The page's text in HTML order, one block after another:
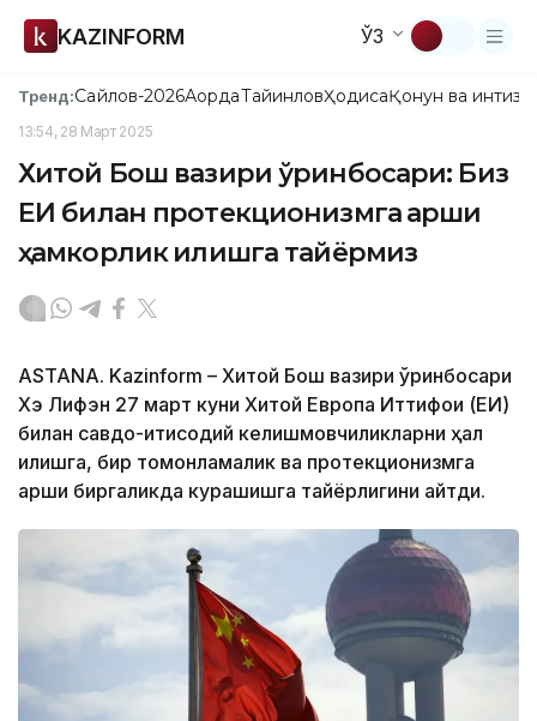
KAZINFORM ЎЗ
Тренд:Сайлов-2026АқордаТайинловҲодисаҚонун ва
13:54, 28 Март 2025
Хитой Бош вазири ўринбосари: Биз
ЕИ билан протекционизмга қарши
ҳамкорлик қилишга тайёрмиз
ASTANA. Kazinform – Хитой Бош вазири ўринбосари
Хэ Лифэн 27 март куни Хитой Европа Иттифоқи (ЕИ)
билан савдо-иқтисодий келишмовчиликларни ҳал
қилишга, бир томонламалик ва протекционизмга
қарши биргаликда курашишга тайёрлигини айтди.